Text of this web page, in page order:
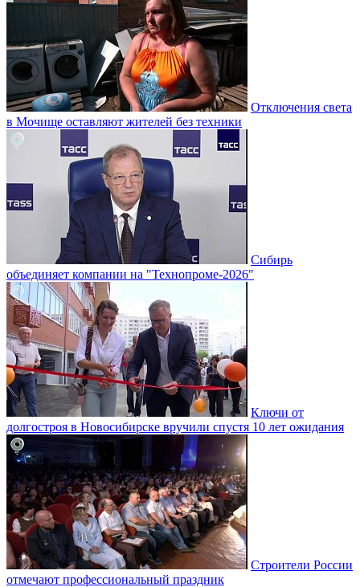
Отключения света
в Мочище оставляют жителей без техники
Сибирь
объединяет компании на "Технопроме-2026"
Ключи от
долгостроя в Новосибирске вручили спустя 10 лет ожидания
Строители России
отмечают профессиональный праздник